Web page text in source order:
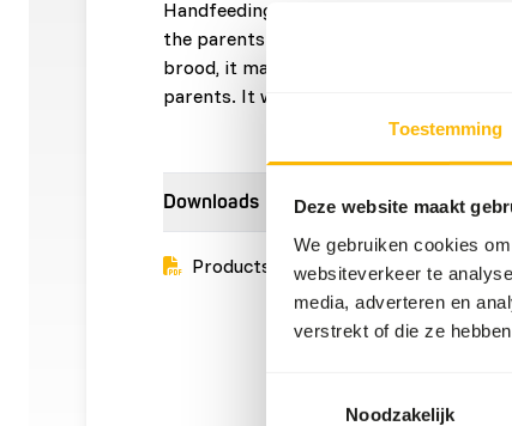
Toestemming
Deze website maakt
We gebruiken cookies
websiteverkeer te
media, adverteren en
verstrekt of die ze
Noodzakelijk
Handfeeding may be necessary if, for
the parents refuse to feed. If there are
brood, it may happen that the youngest
parents. It will then have to be fed by
Downloads
Productsheet